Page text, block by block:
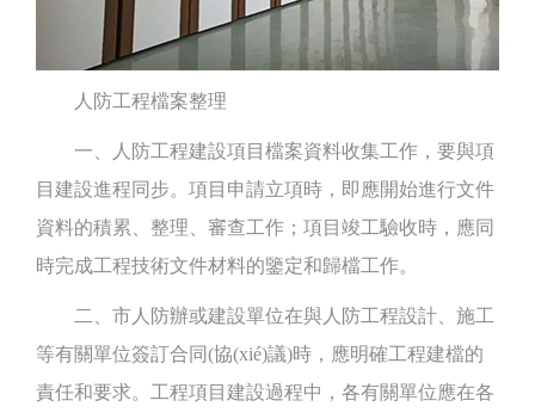
人防工程檔案整理
一、人防工程建設項目檔案資料收集工作，要與項
目建設進程同步。項目申請立項時，即應開始進行文件
資料的積累、整理、審查工作；項目竣工驗收時，應同
時完成工程技術文件材料的鑒定和歸檔工作。
二、市人防辦或建設單位在與人防工程設計、施工
等有關單位簽訂合同(協(xié)議)時，應明確工程建檔的
責任和要求。工程項目建設過程中，各有關單位應在各